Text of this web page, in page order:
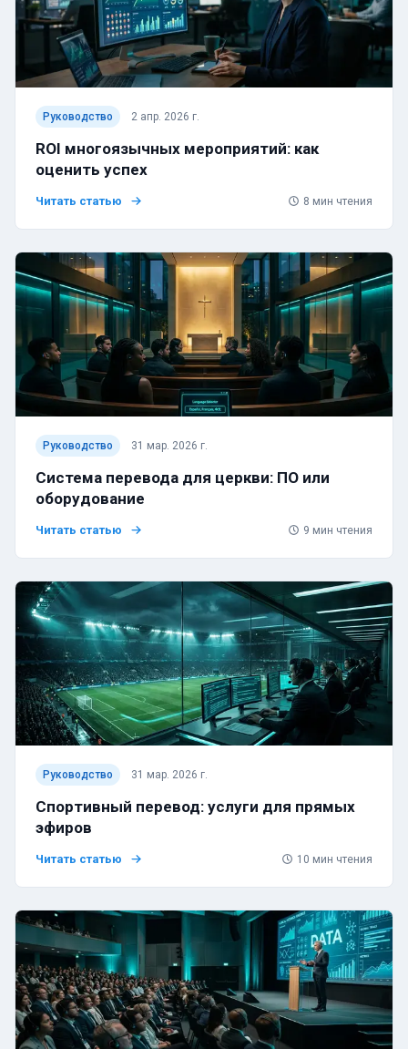
Руководство 2 апр. 2026 г.
ROI многоязычных мероприятий: как
оценить успех
Читать статью 8 мин чтения
Руководство 31 мар. 2026 г.
Система перевода для церкви: ПО или
оборудование
Читать статью 9 мин чтения
Руководство 31 мар. 2026 г.
Спортивный перевод: услуги для прямых
эфиров
Читать статью 10 мин чтения